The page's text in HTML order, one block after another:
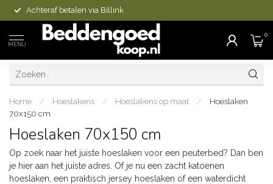
Achteraf betalen via Billink
MENU
0
Home / Hoeslakens / Hoeslakens op maat /
Hoeslaken
70x150 cm
Hoeslaken 70x150 cm
Op zoek naar het juiste hoeslaken voor een peuterbed? Dan ben
je hier aan het juiste adres. Of je nu een zacht katoenen
hoeslaken, een praktisch jersey hoeslaken of een waterdicht